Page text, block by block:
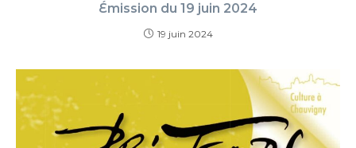
Émission du 19 juin 2024
19 juin 2024